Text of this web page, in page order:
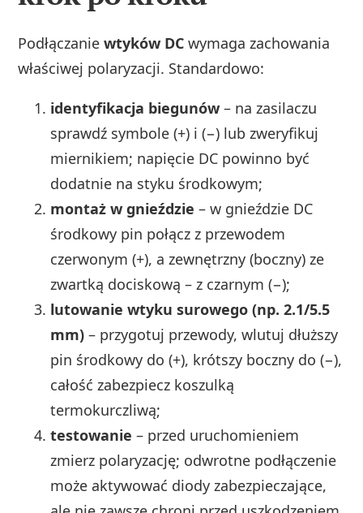
Podłączaniewtyków DC wymaga zachowania
właściwej polaryzacji. Standardowo:
identyfikacja biegunów – na zasilaczu
sprawdź symbole (+) i (−) lub zweryfikuj
miernikiem; napięcie DC powinno być
dodatnie na styku środkowym;
montaż w gnieździe – w gnieździe DC
środkowy pin połącz z przewodem
czerwonym (+), a zewnętrzny (boczny) ze
zwartką dociskową – z czarnym (−);
lutowanie wtyku surowego (np. 2.1/5.5
mm) – przygotuj przewody, wlutuj dłuższy
pin środkowy do (+), krótszy boczny do (−),
całość zabezpiecz koszulką
termokurczliwą;
testowanie – przed uruchomieniem
zmierz polaryzację; odwrotne podłączenie
może aktywować diody zabezpieczające,